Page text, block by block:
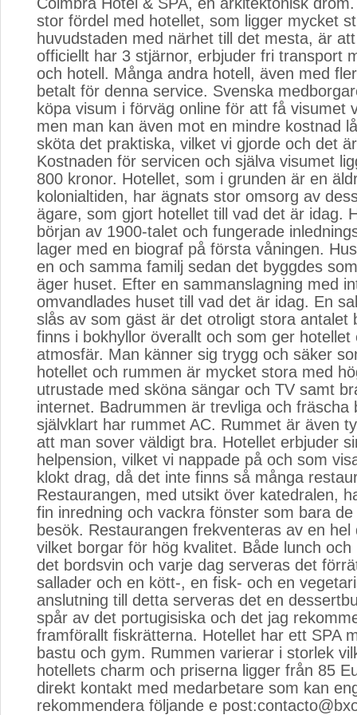
stor fördel med hotellet, som ligger mycket
huvudstaden med närhet till det mesta, är
officiellt har 3 stjärnor, erbjuder fri transport
och hotell. Många andra hotell, även med
betalt för denna service. Svenska
köpa visum i förväg online för att få visumet
men man kan även mot en mindre kostnad
sköta det praktiska, vilket vi gjorde och det
Kostnaden för servicen och själva visumet
800 kronor. Hotellet, som i grunden är en
kolonialtiden, har ägnats stor omsorg av
ägare, som gjort hotellet till vad det är idag.
början av 1900-talet och fungerade
lager med en biograf på första våningen.
en och samma familj sedan det byggdes
äger huset. Efter en sammanslagning med
omvandlades huset till vad det är idag. En
slås av som gäst är det otroligt stora antalet
finns i bokhyllor överallt och som ger hotellet
atmosfär. Man känner sig trygg och säker
hotellet och rummen är mycket stora med
utrustade med sköna sängar och TV samt
internet. Badrummen är trevliga och fräscha
självklart har rummet AC. Rummet är även
att man sover väldigt bra. Hotellet erbjuder
helpension, vilket vi nappade på och som
klokt drag, då det inte finns så många
Restaurangen, med utsikt över katedralen,
fin inredning och vackra fönster som bara
besök. Restaurangen frekventeras av en hel
vilket borgar för hög kvalitet. Både lunch och
det bordsvin och varje dag serveras det
sallader och en kött-, en fisk- och en
anslutning till detta serveras det en
spår av det portugisiska och det jag
framförallt fiskrätterna. Hotellet har ett SPA
bastu och gym. Rummen varierar i storlek
hotellets charm och priserna ligger från 85
direkt kontakt med medarbetare som kan
rekommendera följande e